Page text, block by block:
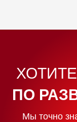
ПО
Мы точно